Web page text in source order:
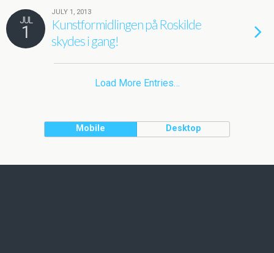
JUL
1
JULY 1, 2013
Kunstformidlingen på Roskilde
skydes i gang!
Load More Entries…
Mobile Desktop